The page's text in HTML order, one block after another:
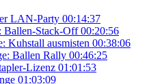
LAN-Party 00:14:37
Ballen-Stack-Off 00:20:56
Kuhstall ausmisten 00:38:06
Ballen Rally 00:46:25
Lizenz 01:01:53
01:03:09